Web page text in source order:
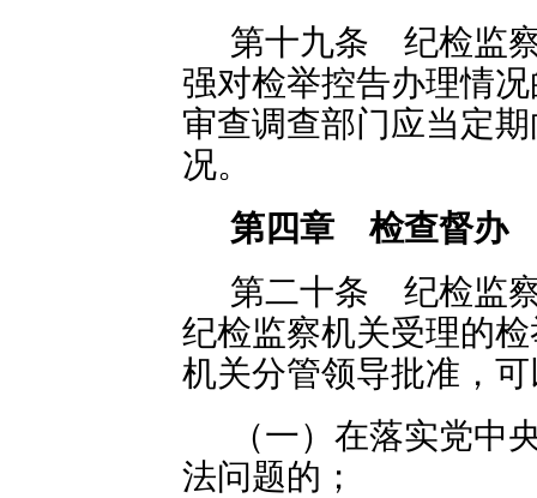
第十九条 纪检监
强对检举控告办理情
审查调查部门应当定
况。
第四章 检查督办
第二十条 纪检监
纪检监察机关受理的
机关分管领导批准，
（一）在落实党中
法问题的；